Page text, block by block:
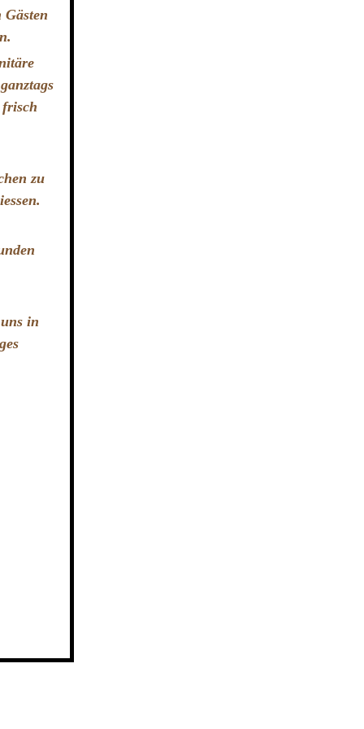
Gästen
frisch
zu
in